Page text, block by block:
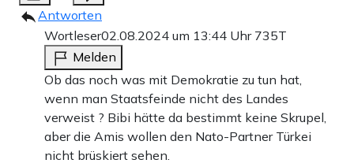
Antworten
Wortleser02.08.2024 um 13:44 Uhr 735T
Melden
Ob das noch was mit Demokratie zu tun hat,
wenn man Staatsfeinde nicht des Landes
verweist ? Bibi hätte da bestimmt keine Skrupel,
aber die Amis wollen den Nato-Partner Türkei
nicht brüskiert sehen.